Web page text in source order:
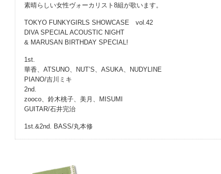
素晴らしい女性ヴォーカリスト8組が歌います。
TOKYO FUNKYGIRLS SHOWCASE vol.42
DIVA SPECIAL ACOUSTIC NIGHT
& MARUSAN BIRTHDAY SPECIAL!
1st.
華香、ATSUNO、NUT’S、ASUKA、NUDYLINE
PIANO/吉川ミキ
2nd.
zooco、鈴木桃子、美月、MISUMI
GUITAR/石井完治
1st.&2nd. BASS/丸本修